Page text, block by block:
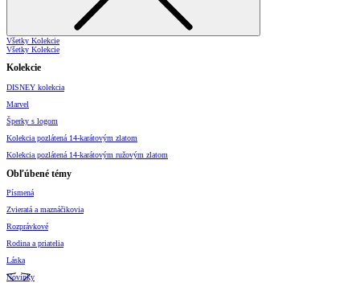
Všetky Kolekcie
Všetky Kolekcie
Kolekcie
DISNEY kolekcia
Marvel
Šperky s logom
Kolekcia pozlátená 14-karátovým zlatom
Kolekcia pozlátená 14-karátovým ružovým zlatom
Obľúbené témy
Písmená
Zvieratá a maznáčikovia
Rozprávkové
Rodina a priatelia
Láska
Novinky